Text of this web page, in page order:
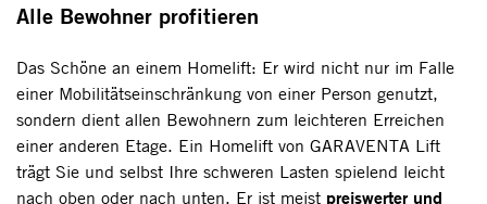
Alle Bewohner profitieren
Das Schöne an einem Homelift: Er wird nicht nur im Falle
einer Mobilitätseinschränkung von einer Person genutzt,
sondern dient allen Bewohnern zum leichteren Erreichen
einer anderen Etage. Ein Homelift von GARAVENTA Lift
trägt Sie und selbst Ihre schweren Lasten spielend leicht
nach oben oder nach unten. Er ist meist preiswerter und